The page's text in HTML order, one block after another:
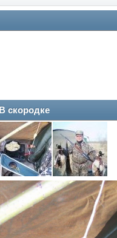
В скородке